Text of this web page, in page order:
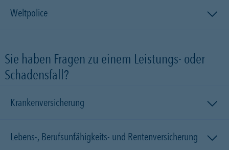
Weltpolice
Sie haben Fragen zu einem Leistungs- oder
Schadensfall?
Krankenversicherung
Lebens-, Berufsunfähigkeits- und Rentenversicherung